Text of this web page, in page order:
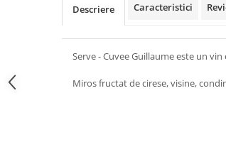
Descriere Caracteristici
Serve - Cuvee Guillaume este un
Miros fructat de cirese, visine,